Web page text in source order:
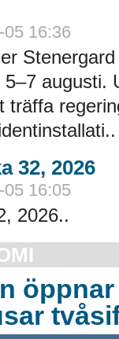
16:36
augusti.
träffa
32, 2026
05 16:05
2026..